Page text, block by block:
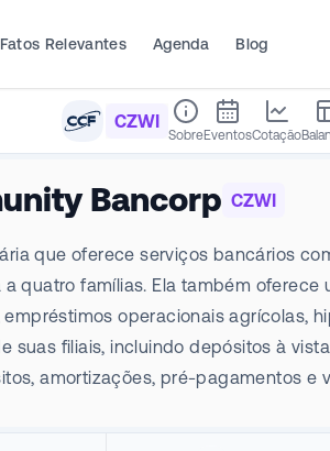
Fatos Relevantes Agenda Blog
CZWI
SobreEventosCotação
Bancorp CZWI
que oferece serviços bancários
quatro famílias. Ela também
operacionais
filiais, incluindo depósitos à
amortizações, pré-pagamentos